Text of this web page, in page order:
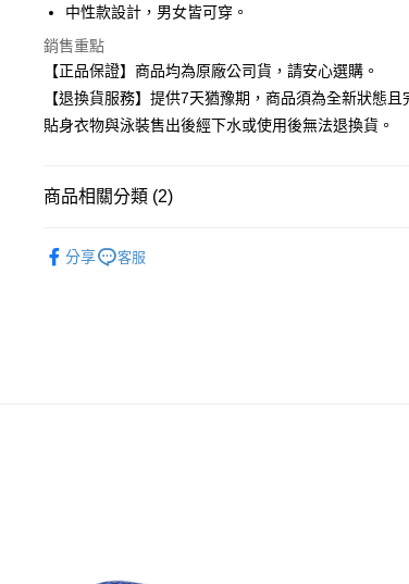
運送方式
全家取貨付款
每筆NT$80，滿NT$599(含以上)免運費
付款後全家取貨
7-11取貨付款
付款後7-11取貨
中性款設計，男女皆可穿。
銷售重點
【正品保證】商品均為原廠公司貨，請安心選購。
【退換貨服務】提供7天猶豫期，商品須為全新狀態且
貼身衣物與泳裝售出後經下水或使用後無法退換貨。
商品相關分類 (2)
分享 客服